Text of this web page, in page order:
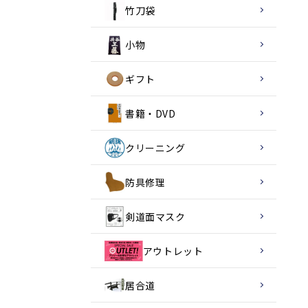
竹刀袋
小物
ギフト
書籍・DVD
クリーニング
防具修理
剣道面マスク
アウトレット
居合道